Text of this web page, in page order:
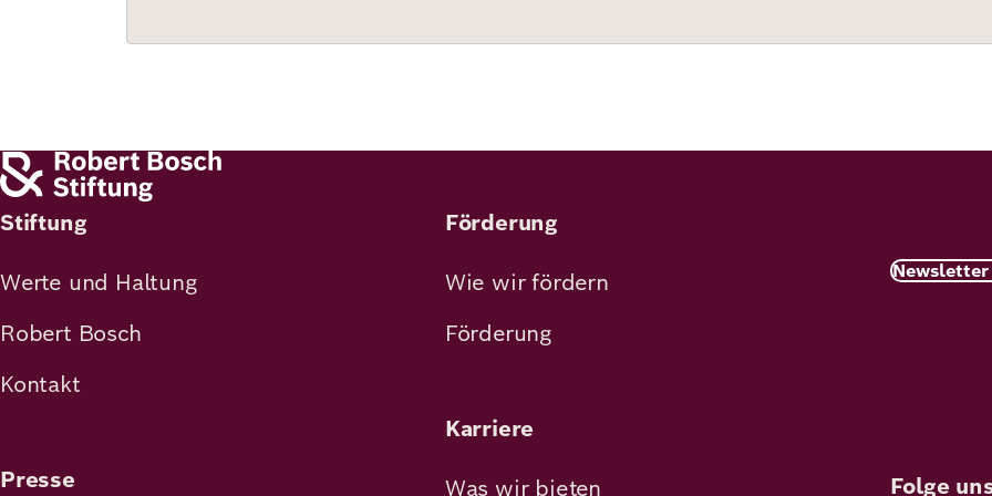
Stiftung
Werte und Haltung
Robert Bosch
Kontakt
Presse
Förderung
Wie wir fördern
Förderung
Karriere
Was wir bieten Folge